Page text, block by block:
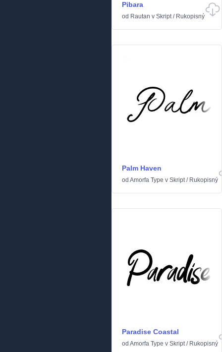
Pibara
od Rautan v Skript/ Rukopisný
Palm Haven
od Amorfa Type v Skript/ Rukopisný
Paradise Coastal
od Amorfa Type v Skript/ Rukopisný